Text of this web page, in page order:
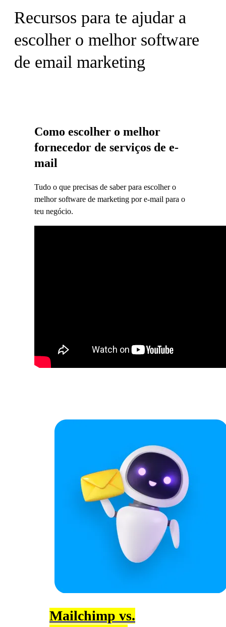
Recursos para te ajudar a
escolher o melhor software
de email marketing
Como escolher o melhor
fornecedor de serviços de e-
mail
Tudo o que precisas de saber para escolher o
melhor software de marketing por e-mail para o
teu negócio.
Mailchimp vs.